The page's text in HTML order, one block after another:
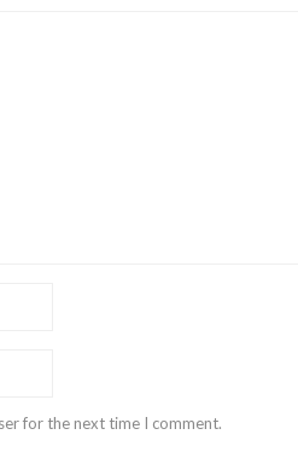
for the next time I comment.